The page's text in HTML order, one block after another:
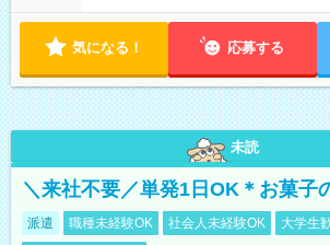
気になる！ 応募する
未読
＼来社不要／単発1日OK＊お菓子
派遣 職種未経験OK 社会人未経験OK 大学生